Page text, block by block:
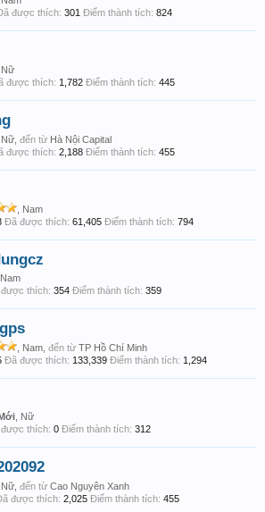
được thích: 301 Điểm thành tích: 824
, Nữ
được thích: 1,782 Điểm thành tích: 445
, Nữ, đến từ Hà Nội Capital
được thích: 2,188 Điểm thành tích: 455
, Nam
Đã được thích: 61,405 Điểm thành tích: 794
, Nam
thích: 354 Điểm thành tích: 359
, Nam, đến từ TP Hồ Chí Minh
Đã được thích: 133,339 Điểm thành tích: 1,294
, Nữ
thích: 0 Điểm thành tích: 312
, Nữ, đến từ Cao Nguyên Xanh
được thích: 2,025 Điểm thành tích: 455